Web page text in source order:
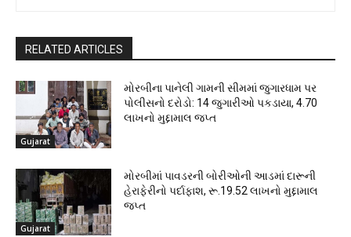
RELATED ARTICLES
Gujarat
મોરબીના પાનેલી ગામની સીમમાં જુગારધામ પર
પોલીસનો દરોડો: 14 જુગારીઓ પકડાયા, ₹4.70
લાખનો મુદ્દામાલ જપ્ત
Gujarat
મોરબીમાં પાવડરની બોરીઓની આડમાં દારૂની
હેરાફેરીનો પર્દાફાશ, રૂ.19.52 લાખનો મુદ્દામાલ
જપ્ત